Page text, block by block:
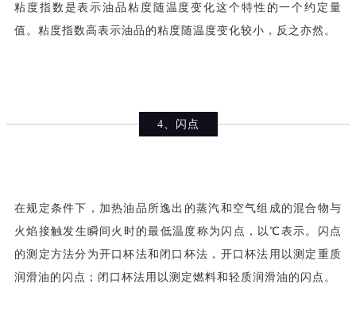
粘度指数是表示油品粘度随温度变化这个特性的一个约定量
值。粘度指数高表示油品的粘度随温度变化较小，反之亦然。
4、闪点
在规定条件下，加热油品所逸出的蒸汽和空气组成的混合物与
火焰接触发生瞬间火时的最低温度称为闪点，以℃表示。闪点
的测定方法分为开口杯法和闭口杯法，开口杯法用以测定重质
润滑油的闪点；闭口杯法用以测定燃料和轻质润滑油的闪点。